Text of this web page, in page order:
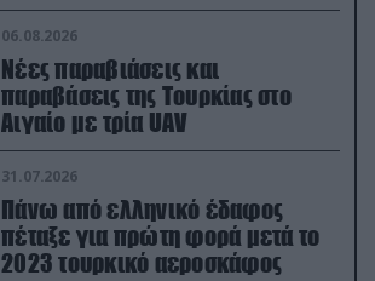
06.08.2026
Νέες παραβιάσεις και
παραβάσεις της Τουρκίας στο
Αιγαίο με τρία UAV
31.07.2026
Πάνω από ελληνικό έδαφος
πέταξε για πρώτη φορά μετά το
2023 τουρκικό αεροσκάφος